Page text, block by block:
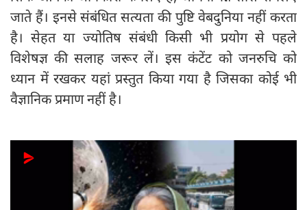
जाते हैं। इनसे संबंधित सत्यता की पुष्टि वेबदुनिया नहीं करता
है। सेहत या ज्योतिष संबंधी किसी भी प्रयोग से पहले
विशेषज्ञ की सलाह जरूर लें। इस कंटेंट को जनरुचि को
ध्यान में रखकर यहां प्रस्तुत किया गया है जिसका कोई भी
वैज्ञानिक प्रमाण नहीं है।